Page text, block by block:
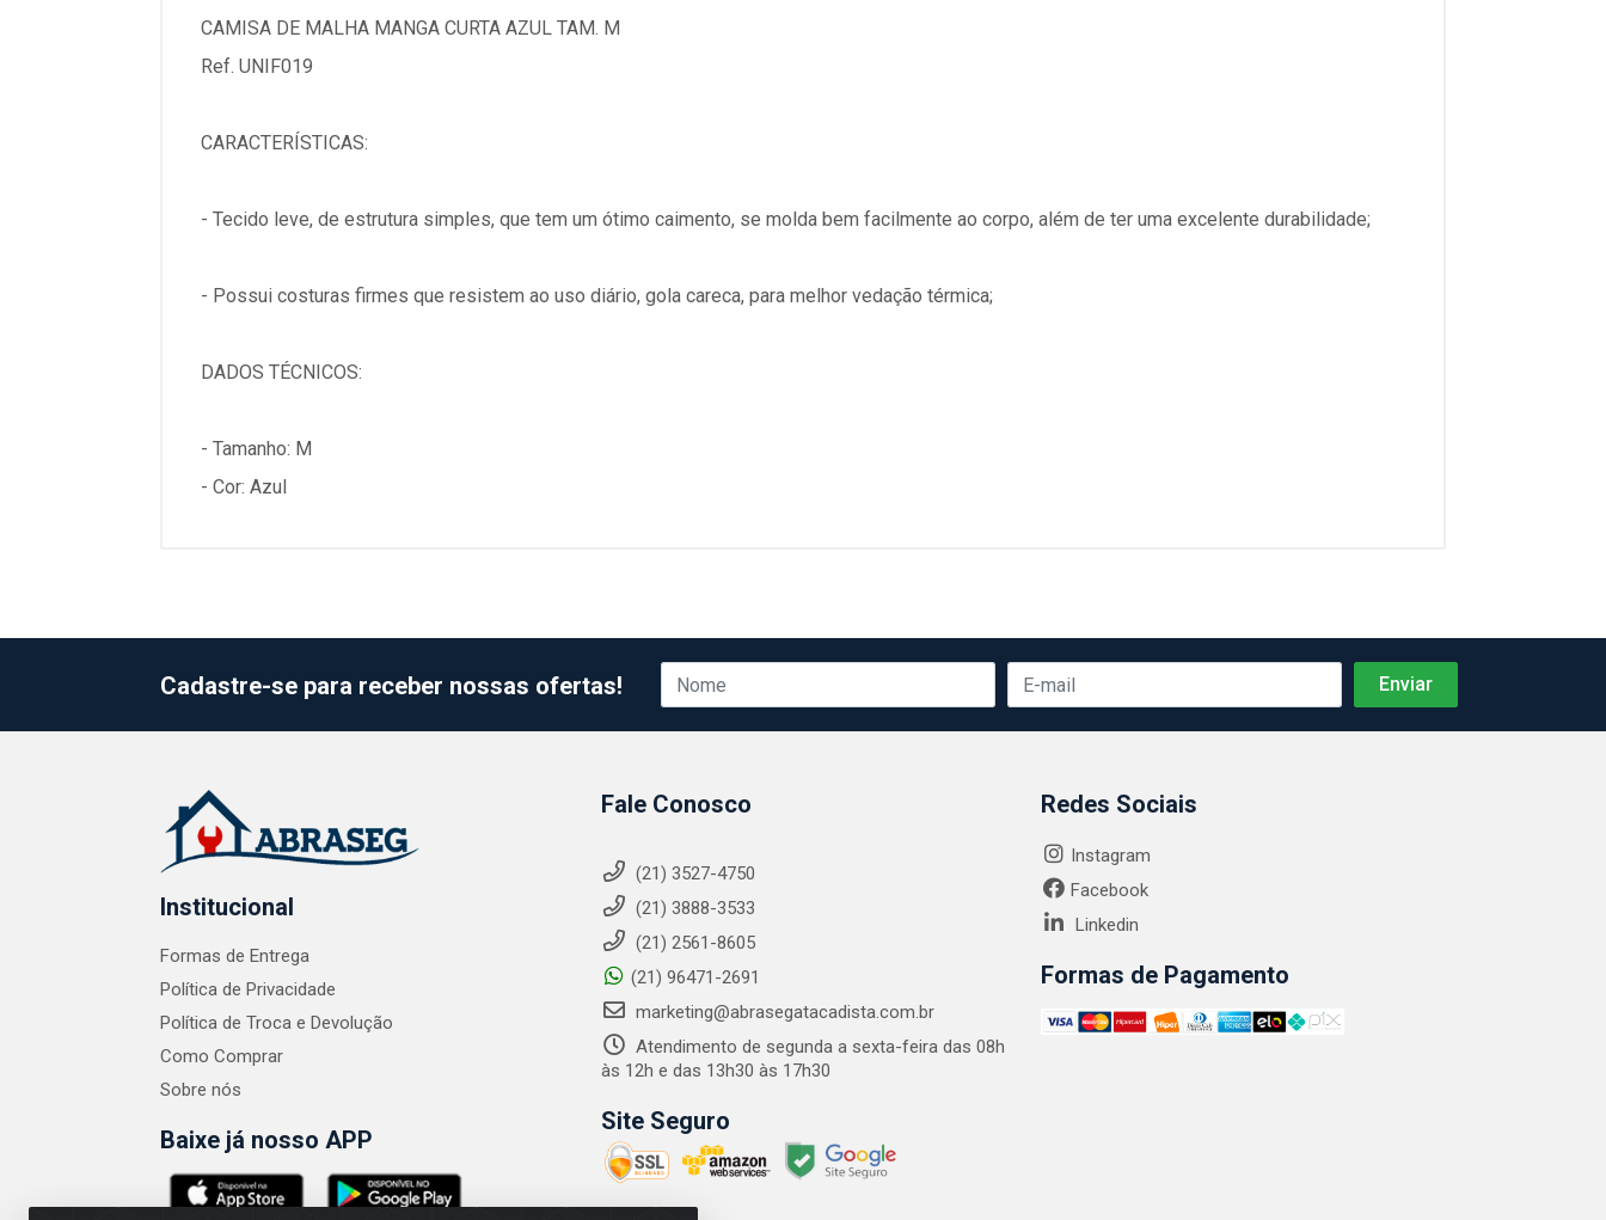
CAMISA DE MALHA MANGA CURTA AZUL TAM. M
Ref. UNIF019
CARACTERÍSTICAS:
- Tecido leve, de estrutura simples, que tem um ótimo caimento, se molda bem facilmente ao corpo, além de ter uma excelente durabilidade;
- Possui costuras firmes que resistem ao uso diário, gola careca, para melhor vedação térmica;
DADOS TÉCNICOS:
- Tamanho: M
- Cor: Azul
Cadastre-se para receber nossas ofertas!
Institucional
Formas de Entrega
Política de Privacidade
Política de Troca e Devolução
Como Comprar
Sobre nós
Baixe já nosso APP
Fale Conosco
(21) 3527-4750
(21) 3888-3533
(21) 2561-8605
(21) 96471-2691
marketing@abrasegatacadista.com.br
Atendimento de segunda a sexta-feira das 08h
às 12h e das 13h30 às 17h30
Site Seguro
Redes Sociais
Instagram
Facebook
Linkedin
Formas de Pagamento